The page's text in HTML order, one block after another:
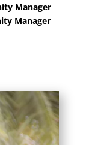
Manager
Manager